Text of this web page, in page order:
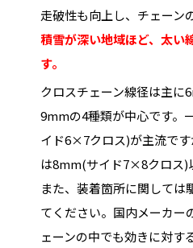
走破性も向上し、チェーン
積雪が深い地域ほど、太い
す。
クロスチェーン線径は主に
9mmの4種類が中心です。
イド6×7クロス)が主流で
は8mm(サイド7×8クロス)
また、装着箇所に関しては
てください。国内メーカー
ェーンの中でも効きに対す